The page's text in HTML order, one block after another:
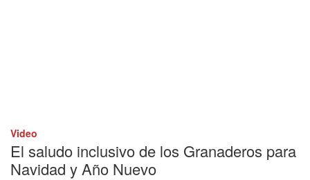
Video
El saludo inclusivo de los Granaderos para
Navidad y Año Nuevo